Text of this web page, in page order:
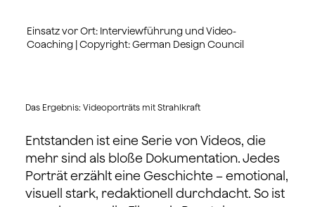
Einsatz vor Ort: Interviewführung und Video-
Coaching | Copyright: German Design Council
Das Ergebnis: Videoporträts mit Strahlkraft
Entstanden ist eine Serie von Videos, die
mehr sind als bloße Dokumentation. Jedes
Porträt erzählt eine Geschichte – emotional,
visuell stark, redaktionell durchdacht. So ist